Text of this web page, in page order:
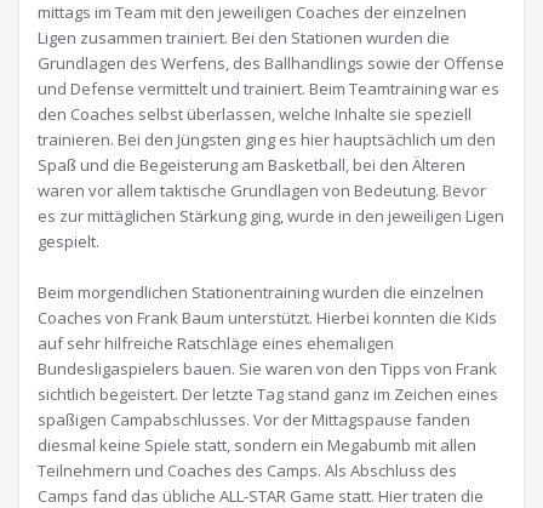
mittags im Team mit den jeweiligen Coaches der einzelnen
Ligen zusammen trainiert. Bei den Stationen wurden die
Grundlagen des Werfens, des Ballhandlings sowie der Offense
und Defense vermittelt und trainiert. Beim Teamtraining war es
den Coaches selbst überlassen, welche Inhalte sie speziell
trainieren. Bei den Jüngsten ging es hier hauptsächlich um den
Spaß und die Begeisterung am Basketball, bei den Älteren
waren vor allem taktische Grundlagen von Bedeutung. Bevor
es zur mittäglichen Stärkung ging, wurde in den jeweiligen Ligen
gespielt.
Beim morgendlichen Stationentraining wurden die einzelnen
Coaches von Frank Baum unterstützt. Hierbei konnten die Kids
auf sehr hilfreiche Ratschläge eines ehemaligen
Bundesligaspielers bauen. Sie waren von den Tipps von Frank
sichtlich begeistert. Der letzte Tag stand ganz im Zeichen eines
spaßigen Campabschlusses. Vor der Mittagspause fanden
diesmal keine Spiele statt, sondern ein Megabumb mit allen
Teilnehmern und Coaches des Camps. Als Abschluss des
Camps fand das übliche ALL-STAR Game statt. Hier traten die